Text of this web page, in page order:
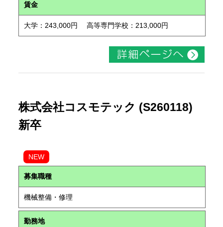
賃金
大学：243,000円 高等専門学校：213,000円
株式会社コスモテック (S260118)
新卒
NEW
募集職種
機械整備・修理
勤務地